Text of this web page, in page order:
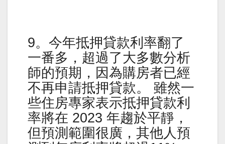
9。今年抵押貸款利率翻了
一番多，超過了大多數分析
師的預期，因為購房者已經
不再申請抵押貸款。 雖然一
些住房專家表示抵押貸款利
率將在 2023 年趨於平靜，
但預測範圍很廣，其他人預